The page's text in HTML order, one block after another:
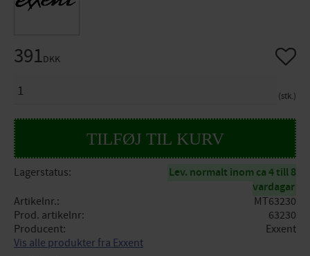
391DKK
stk.
Gem
Lagerstatus
Lev. normalt inom ca 4 till 8
vardagar
Artikelnr.
MT63230
Prod. artikelnr
63230
Producent
Exxent
Vis alle produkter fra Exxent